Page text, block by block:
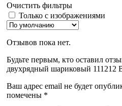
Очистить фильтры
Только с изображениями
Отзывов пока нет.
Будьте первым, кто оставил
двухрядный шариковый 111212
Ваш адрес email не будет
помечены *